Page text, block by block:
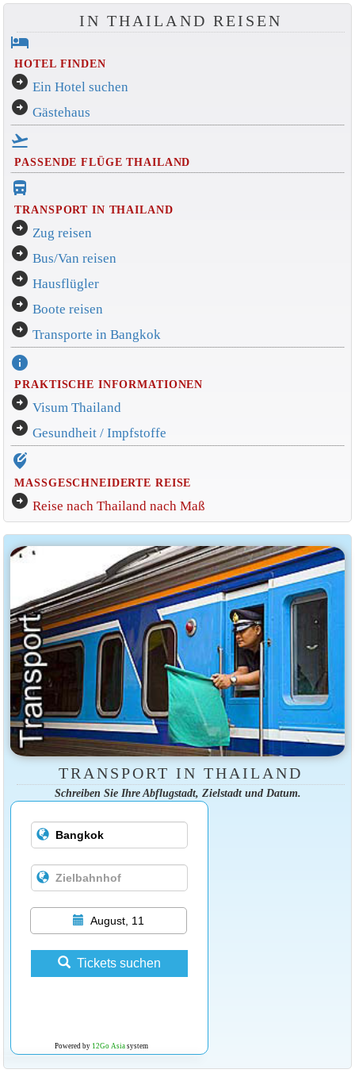
IN THAILAND REISEN
hotel
HOTEL FINDEN
arrow_circle_right Ein Hotel suchen
arrow_circle_right Gästehaus
flight_takeoff
PASSENDE FLÜGE THAILAND
directions_bus_filled
TRANSPORT IN THAILAND
arrow_circle_right Zug reisen
arrow_circle_right Bus/Van reisen
arrow_circle_right Hausflügler
arrow_circle_right Boote reisen
arrow_circle_right Transporte in Bangkok
info
PRAKTISCHE INFORMATIONEN
arrow_circle_right Visum Thailand
arrow_circle_right Gesundheit / Impfstoffe
edit_location_alt
MASSGESCHNEIDERTE REISE
arrow_circle_right Reise nach Thailand nach Maß
TRANSPORT IN THAILAND
Schreiben Sie Ihre Abflugstadt, Zielstadt und Datum.
August, 11
Tickets suchen
Powered by 12Go Asiasystem